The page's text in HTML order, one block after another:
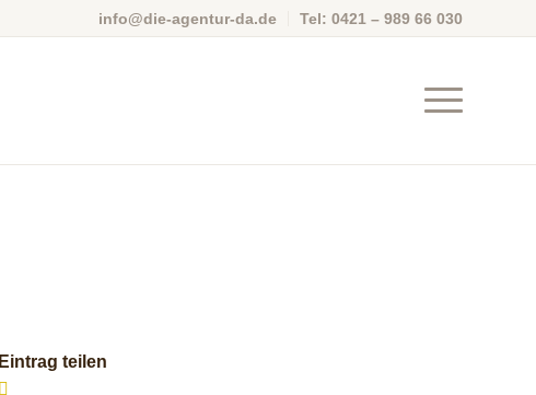
info@die-agentur-da.de Tel: 0421 – 989 66 030
Eintrag teilen